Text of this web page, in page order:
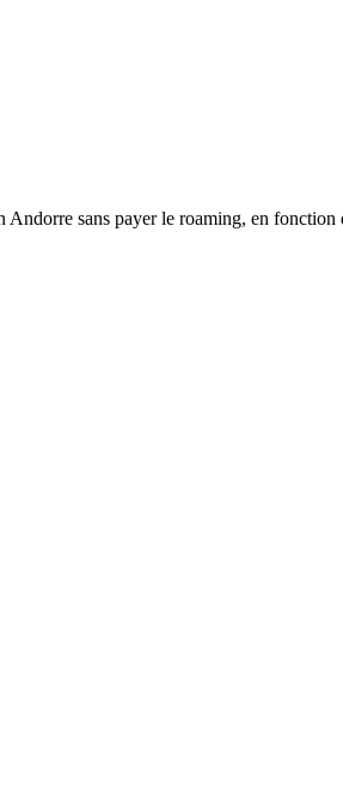
sans payer le roaming, en